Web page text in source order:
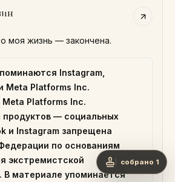
моя жизнь — закончена.
Instagram,
Meta Platforms Inc.
Platforms Inc.
продуктов — социальных
и Instagram запрещена
по основаниям
экстремистской
В материале упоминается
собрано 1